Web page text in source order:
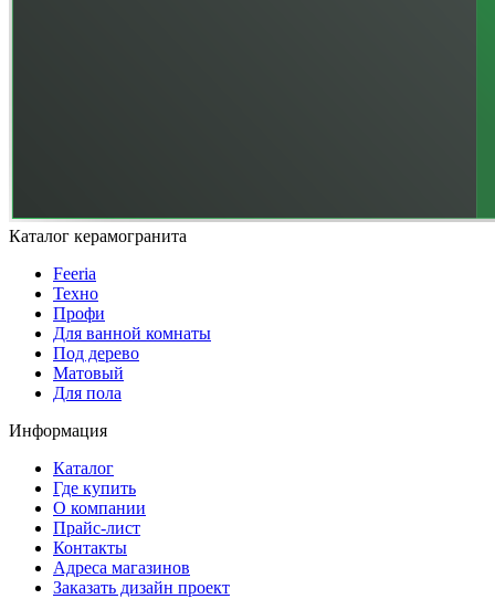
Каталог керамогранита
Feeria
Техно
Профи
Для ванной комнаты
Под дерево
Матовый
Для пола
Информация
Каталог
Где купить
О компании
Прайс-лист
Контакты
Адреса магазинов
Заказать дизайн проект